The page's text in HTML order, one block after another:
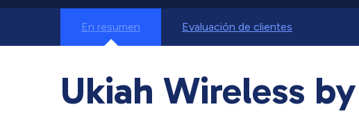
En resumen Evaluación de clientes
Ukiah Wireless